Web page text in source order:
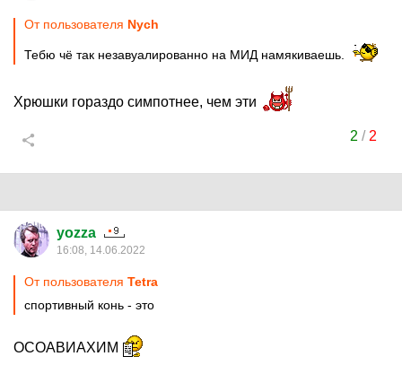
От пользователя Nych
Тебю чё так незавуалированно на МИД намякиваешь.
Хрюшки гораздо симпотнее, чем эти
2 / 2
yozza
16:08, 14.06.2022
От пользователя Tetra
спортивный конь - это
ОСОАВИАХИМ